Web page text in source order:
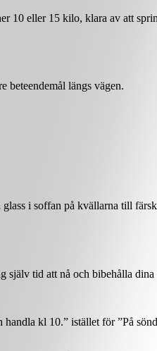
10 eller 15 kilo, klara av att
beteendemål längs vägen.
i soffan på kvällarna till
tid att nå och bibehålla dina
kl 10.” istället för ”På